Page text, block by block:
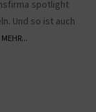
spotlight
Und so ist auch
MEHR...